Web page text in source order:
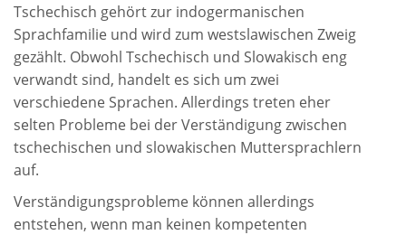
Tschechisch gehört zur indogermanischen
Sprachfamilie und wird zum westslawischen Zweig
gezählt. Obwohl Tschechisch und Slowakisch eng
verwandt sind, handelt es sich um zwei
verschiedene Sprachen. Allerdings treten eher
selten Probleme bei der Verständigung zwischen
tschechischen und slowakischen Muttersprachlern
auf.
Verständigungsprobleme können allerdings
entstehen, wenn man keinen kompetenten